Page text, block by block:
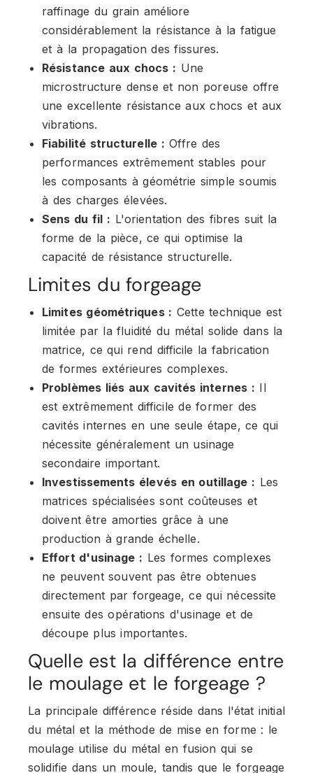
raffinage du grain améliore
considérablement la résistance à la fatigue
et à la propagation des fissures.
Résistance aux chocs : Une
microstructure dense et non poreuse offre
une excellente résistance aux chocs et aux
vibrations.
Fiabilité structurelle : Offre des
performances extrêmement stables pour
les composants à géométrie simple soumis
à des charges élevées.
Sens du fil : L'orientation des fibres suit la
forme de la pièce, ce qui optimise la
capacité de résistance structurelle.
Limites du forgeage
Limites géométriques : Cette technique est
limitée par la fluidité du métal solide dans la
matrice, ce qui rend difficile la fabrication
de formes extérieures complexes.
Problèmes liés aux cavités internes : Il
est extrêmement difficile de former des
cavités internes en une seule étape, ce qui
nécessite généralement un usinage
secondaire important.
Investissements élevés en outillage : Les
matrices spécialisées sont coûteuses et
doivent être amorties grâce à une
production à grande échelle.
Effort d'usinage : Les formes complexes
ne peuvent souvent pas être obtenues
directement par forgeage, ce qui nécessite
ensuite des opérations d'usinage et de
découpe plus importantes.
Quelle est la différence entre
le moulage et le forgeage ?
La principale différence réside dans l'état initial
du métal et la méthode de mise en forme : le
moulage utilise du métal en fusion qui se
solidifie dans un moule, tandis que le forgeage